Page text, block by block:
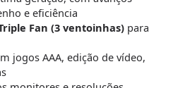
e eficiência
Fan (3 ventoinhas)para
jogos AAA, edição de vídeo,